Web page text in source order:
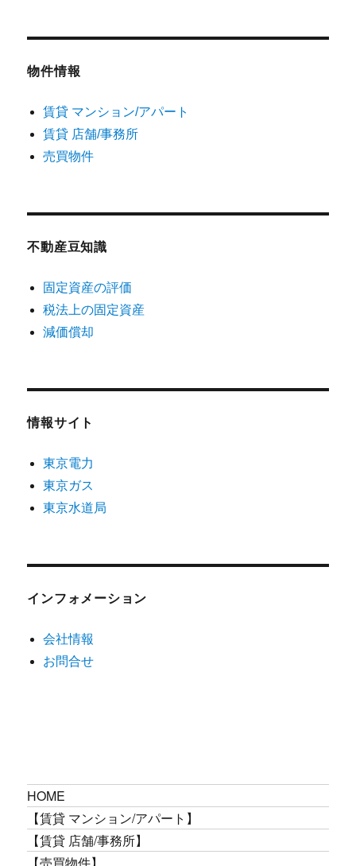
物件情報
賃貸 マンション/アパート
賃貸 店舗/事務所
売買物件
不動産豆知識
固定資産の評価
税法上の固定資産
減価償却
情報サイト
東京電力
東京ガス
東京水道局
インフォメーション
会社情報
お問合せ
HOME
【賃貸 マンション/アパート】
【賃貸 店舗/事務所】
【売買物件】